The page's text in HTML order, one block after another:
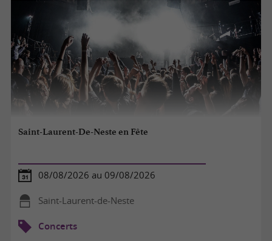
Saint-Laurent-De-Neste en Fête
08/08/2026 au 09/08/2026
Saint-Laurent-de-Neste
Concerts